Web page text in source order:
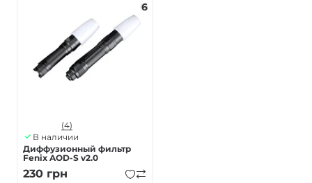
6
(4)
В наличии
Диффузионный фильтр
Fenix AOD-S v2.0
230 грн